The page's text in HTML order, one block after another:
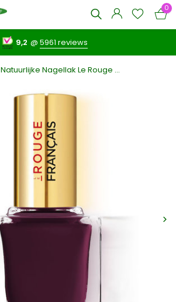
0
9,2 @5961 reviews
Natuurlijke Nagellak Le Rouge ...